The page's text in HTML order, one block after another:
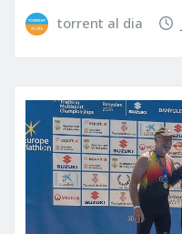
torrent al dia